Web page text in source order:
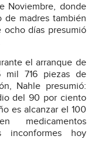
Noviembre, donde
de madres también
días presumió
el arranque de
mil 716 piezas de
Nahle presumió:
del 90 por ciento
es alcanzar el 100
medicamentos
inconformes hoy